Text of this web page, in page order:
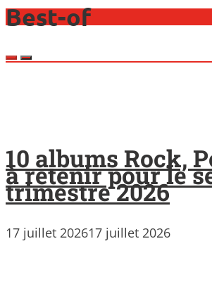
Best-of
10 albums Rock,
à retenir pour le
trimestre 2026
17 juillet 202617 juillet 2026